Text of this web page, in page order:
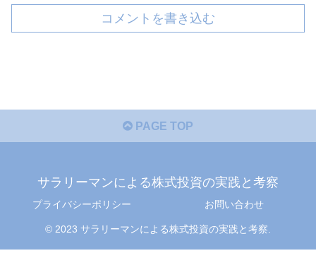
コメントを書き込む
PAGE TOP
サラリーマンによる株式投資の実践と考察
プライバシーポリシー お問い合わせ
© 2023 サラリーマンによる株式投資の実践と考察.